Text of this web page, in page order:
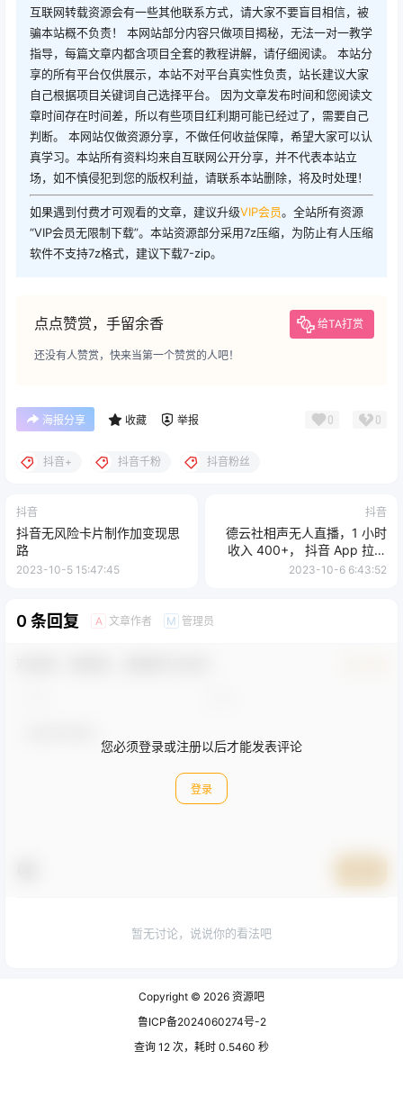
互联网转载资源会有一些其他联系方式，请大家不要盲目相信，被
骗本站概不负责！ 本网站部分内容只做项目揭秘，无法一对一教学
指导，每篇文章内都含项目全套的教程讲解，请仔细阅读。 本站分
享的所有平台仅供展示，本站不对平台真实性负责，站长建议大家
自己根据项目关键词自己选择平台。 因为文章发布时间和您阅读文
章时间存在时间差，所以有些项目红利期可能已经过了，需要自己
判断。 本网站仅做资源分享，不做任何收益保障，希望大家可以认
真学习。本站所有资料均来自互联网公开分享，并不代表本站立
场，如不慎侵犯到您的版权利益，请联系本站删除，将及时处理！
如果遇到付费才可观看的文章，建议升级VIP会员。全站所有资源
“VIP会员无限制下载”。本站资源部分采用7z压缩，为防止有人压缩
软件不支持7z格式，建议下载7-zip。
点点赞赏，手留余香 给TA打赏
还没有人赞赏，快来当第一个赞赏的人吧！
海报分享 收藏 举报 0 0
抖音+ 抖音千粉 抖音粉丝
抖音
抖音无风险卡片制作加变现思
路
2023-10-5 15:47:45
抖音
德云社相声无人直播，1 小时
收入 400+， 抖音 App 拉新
暴力新玩法（附 300G 素材）
2023-10-6 6:43:52
0 条回复 A 文章作者 M 管理员
您必须登录或注册以后才能发表评论
登录
暂无讨论，说说你的看法吧
Copyright © 2026 资源吧
鲁ICP备2024060274号-2
查询 12 次，耗时 0.5460 秒